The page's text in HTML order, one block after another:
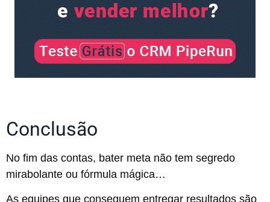
Conclusão
No fim das contas, bater meta não tem segredo
mirabolante ou fórmula mágica…
As equipes que conseguem entregar resultados são